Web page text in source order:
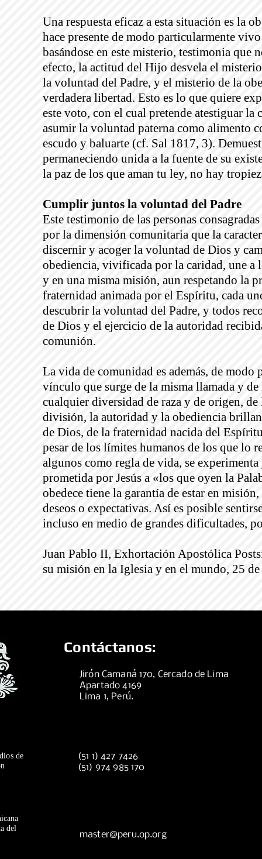
Una respuesta eficaz a esta situación es la
hace presente de modo particularmente
basándose en este misterio, testimonia
efecto, la actitud del Hijo desvela el
la voluntad del Padre, y el misterio de la
verdadera libertad. Esto es lo que quiere
este voto, con el cual pretende atestiguar
asumir la voluntad paterna como alimento
escudo y baluarte (cf. Sal 1817, 3).
permaneciendo unida a la fuente de su
la paz de los que aman tu ley, no hay
Cumplir juntos la voluntad del Padre
Este testimonio de las personas
por la dimensión comunitaria que la
discernir y acoger la voluntad de Dios y
obediencia, vivificada por la caridad, une
y en una misma misión, aun respetando la
fraternidad animada por el Espíritu, cada
descubrir la voluntad del Padre, y todos
de Dios y el ejercicio de la autoridad
comunión.
La vida de comunidad es además, de
vínculo que surge de la misma llamada y
cualquier diversidad de raza y de origen,
división, la autoridad y la obediencia
de Dios, de la fraternidad nacida del
pesar de los límites humanos de los que lo
algunos como regla de vida, se
prometida por Jesús a «los que oyen la
obedece tiene la garantía de estar en
deseos o expectativas. Así es posible
incluso en medio de grandes dificultades,
Juan Pablo II, Exhortación Apostólica
su misión en la Iglesia y en el mundo, 25
Contáctanos:
Jirón Camaná 170, Cercado de Lima
Apartado 4169
Lima 1, Perú.
de
(51 1) 427 7426
(51) 974 985 170
del
master@peru.op.org